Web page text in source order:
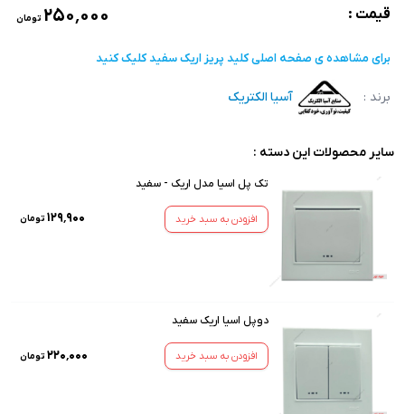
قیمت :
۲۵۰٬۰۰۰ تومان
برای مشاهده ی صفحه اصلیکلید پریز اریک سفیدکلیک کنید
برند : آسیا الکتریک
سایر محصولات این دسته :
تک پل اسیا مدل اریک - سفید
افزودن به سبد خرید ۱۲۹٬۹۰۰ تومان
دوپل اسیا اریک سفید
افزودن به سبد خرید ۲۲۰٬۰۰۰ تومان